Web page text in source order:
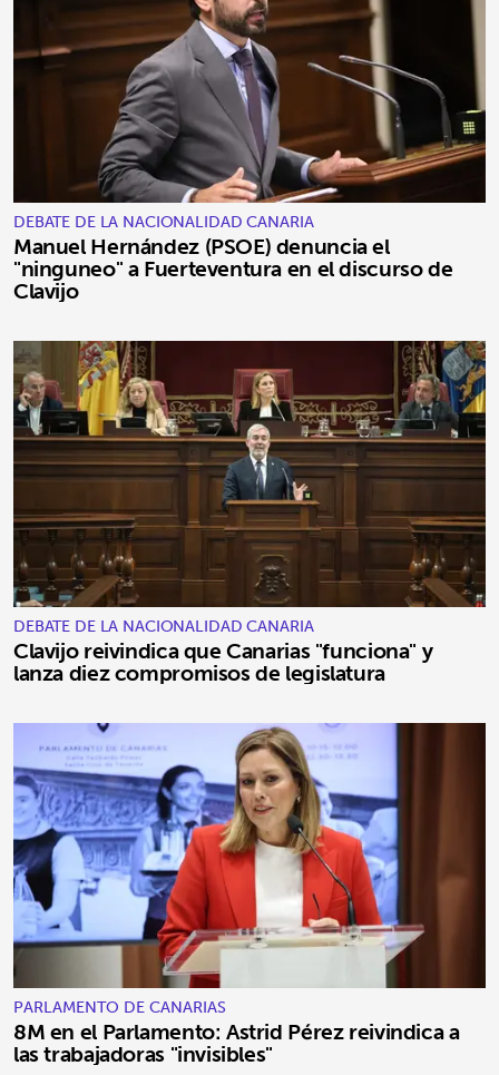
DEBATE DE LA NACIONALIDAD CANARIA
Manuel Hernández (PSOE) denuncia el
"ninguneo" a Fuerteventura en el discurso de
Clavijo
DEBATE DE LA NACIONALIDAD CANARIA
Clavijo reivindica que Canarias "funciona" y
lanza diez compromisos de legislatura
PARLAMENTO DE CANARIAS
8M en el Parlamento: Astrid Pérez reivindica a
las trabajadoras "invisibles"